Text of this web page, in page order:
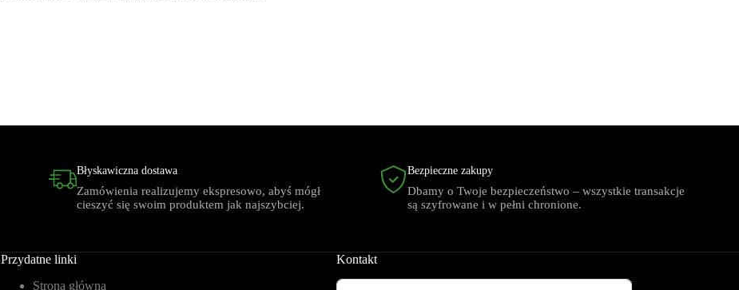
Błyskawiczna dostawa
Zamówienia realizujemy ekspresowo, abyś mógł
cieszyć się swoim produktem jak najszybciej.
Bezpieczne zakupy
Dbamy o Twoje bezpieczeństwo – wszystkie transakcje
są szyfrowane i w pełni chronione.
Przydatne linki
Strona główna
Kontakt